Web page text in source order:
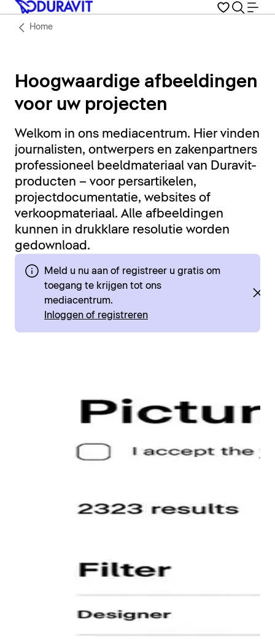
Home
Hoogwaardige afbeeldingen
voor uw projecten
Welkom in ons mediacentrum. Hier vinden
journalisten, ontwerpers en zakenpartners
professioneel beeldmateriaal van Duravit-
producten – voor persartikelen,
projectdocumentatie, websites of
verkoopmateriaal. Alle afbeeldingen
kunnen in drukklare resolutie worden
gedownload.
Meld u nu aan of registreer u gratis om
toegang te krijgen tot ons
mediacentrum.
Inloggen of registreren